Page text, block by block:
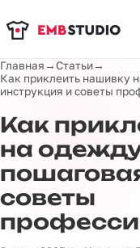
Главная→Статьи→
Как приклеить нашивку
инструкция и советы
Как
на
советы